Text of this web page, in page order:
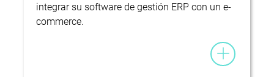
integrar su software de gestión ERP con un e-
commerce.